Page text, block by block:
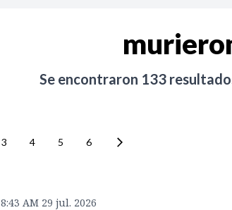
Se encontraron 133
3 4 5 6
8:43 AM 29 jul. 2026